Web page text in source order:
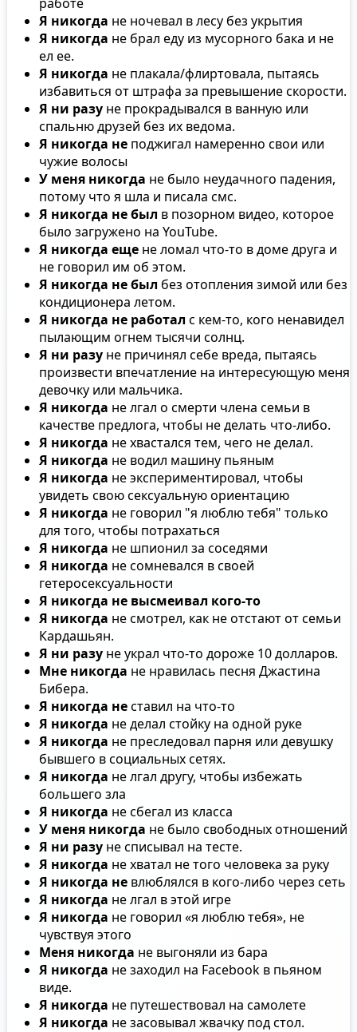
Я никогда не ночевал в лесу без укрытия
Я никогда не брал еду из мусорного бака и не
ел ее.
Я никогда не плакала/флиртовала, пытаясь
избавиться от штрафа за превышение скорости.
Я ни разу не прокрадывался в ванную или
спальню друзей без их ведома.
Я никогда не поджигал намеренно свои или
чужие волосы
У меня никогда не было неудачного падения,
потому что я шла и писала смс.
Я никогда не был в позорном видео, которое
было загружено на YouTube.
Я никогда еще не ломал что-то в доме друга и
не говорил им об этом.
Я никогда не был без отопления зимой или без
кондиционера летом.
Я никогда не работал с кем-то, кого ненавидел
пылающим огнем тысячи солнц.
Я ни разу не причинял себе вреда, пытаясь
произвести впечатление на интересующую меня
девочку или мальчика.
Я никогда не лгал о смерти члена семьи в
качестве предлога, чтобы не делать что-либо.
Я никогда не хвастался тем, чего не делал.
Я никогда не водил машину пьяным
Я никогда не экспериментировал, чтобы
увидеть свою сексуальную ориентацию
Я никогда не говорил "я люблю тебя" только
для того, чтобы потрахаться
Я никогда не шпионил за соседями
Я никогда не сомневался в своей
гетеросексуальности
Я никогда не высмеивал кого-то
Я никогда не смотрел, как не отстают от семьи
Кардашьян.
Я ни разу не украл что-то дороже 10 долларов.
Мне никогда не нравилась песня Джастина
Бибера.
Я никогда неставил на что-то
Я никогда не делал стойку на одной руке
Я никогда не преследовал парня или девушку
бывшего в социальных сетях.
Я никогда не лгал другу, чтобы избежать
большего зла
Я никогда не сбегал из класса
У меня никогда не было свободных отношений
Я ни разу не списывал на тесте.
Я никогда не хватал не того человека за руку
Я никогда не влюблялся в кого-либо через сеть
Я никогда не лгал в этой игре
Я никогда не говорил «я люблю тебя», не
чувствуя этого
Меня никогда не выгоняли из бара
Я никогда не заходил на Facebook в пьяном
виде.
Я никогда не путешествовал на самолете
Я никогда не засовывал жвачку под стол.